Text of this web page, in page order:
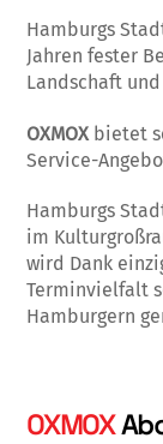
Hamburgs
Jahren fester
Landschaft
OXMOX bietet
Service-
Hamburgs
im
wird Dank
Terminvielfalt
Hamburgern
OXMOX